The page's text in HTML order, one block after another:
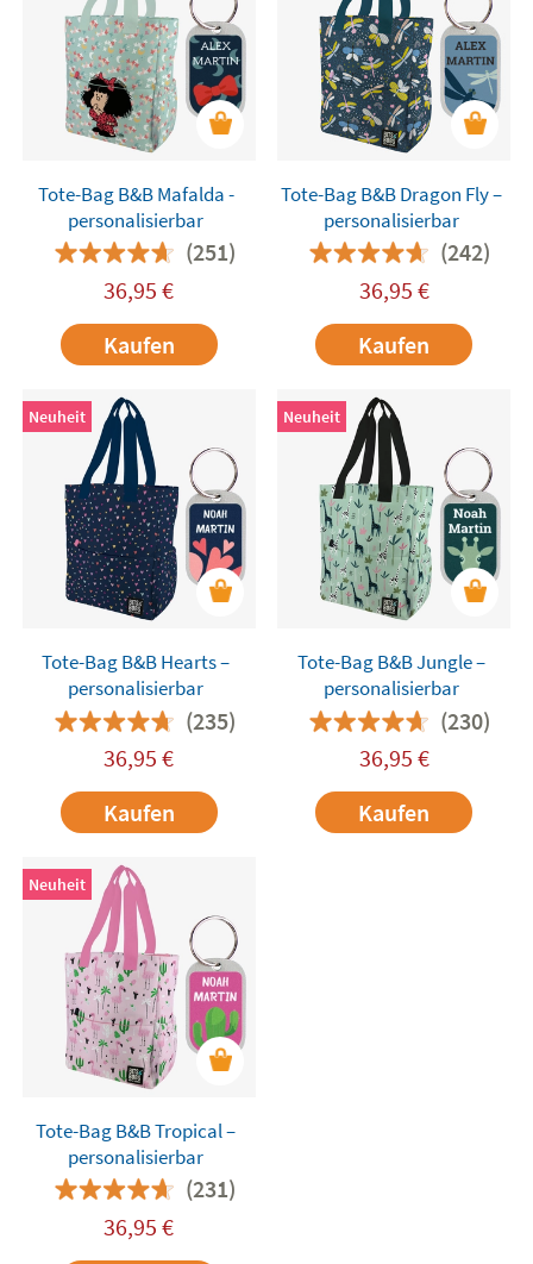
und schnell zur Hand bleiben. Ein besonderes
Extra: Die Tasche kann mit einem individuell
gestalteten Button personalisiert werden – mit
Ihrem Wunschdesign und Namen oder Logo.
Tote-Bag B&B Mafalda -
personalisierbar
(251)
36,95 €
Kaufen
Tote-Bag B&B Dragon Fly –
personalisierbar
(242)
36,95 €
Kaufen
Neuheit
Tote-Bag B&B Hearts –
personalisierbar
(235)
36,95 €
Kaufen
Neuheit
Tote-Bag B&B Jungle –
personalisierbar
(230)
36,95 €
Kaufen
Neuheit
Tote-Bag B&B Tropical –
personalisierbar
(231)
36,95 €